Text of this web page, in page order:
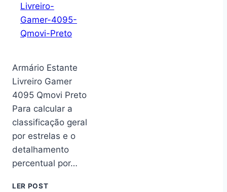
ORGANIZADORA
Armário Estante
Livreiro Gamer
4095 Qmovi Preto
Para calcular a
classificação geral
por estrelas e o
detalhamento
percentual por…
LER POST